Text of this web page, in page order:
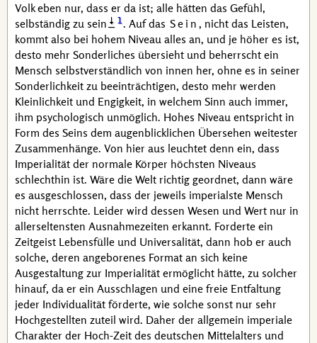
Volk eben nur, dass er da ist; alle hätten das Gefühl,
selbständig zu sein
1. Auf das Sein , nicht das Leisten,
kommt also bei hohem Niveau alles an, und je höher es ist,
desto mehr Sonderliches übersieht und beherrscht ein
Mensch selbstverständlich von innen her, ohne es in seiner
Sonderlichkeit zu beeinträchtigen, desto mehr werden
Kleinlichkeit und Engigkeit, in welchem Sinn auch immer,
ihm psychologisch unmöglich. Hohes Niveau entspricht in
Form des Seins dem augenblicklichen Übersehen weitester
Zusammenhänge. Von hier aus leuchtet denn ein, dass
Imperialität der normale Körper höchsten Niveaus
schlechthin ist. Wäre die Welt richtig geordnet, dann wäre
es ausgeschlossen, dass der jeweils imperialste Mensch
nicht herrschte. Leider wird dessen Wesen und Wert nur in
allerseltensten Ausnahmezeiten erkannt. Forderte ein
Zeitgeist Lebensfülle und Universalität, dann hob er auch
solche, deren angeborenes Format an sich keine
Ausgestaltung zur Imperialität ermöglicht hätte, zu solcher
hinauf, da er ein Ausschlagen und eine freie Entfaltung
jeder Individualität förderte, wie solche sonst nur sehr
Hochgestellten zuteil wird. Daher der allgemein imperiale
Charakter der Hoch-Zeit des deutschen Mittelalters und